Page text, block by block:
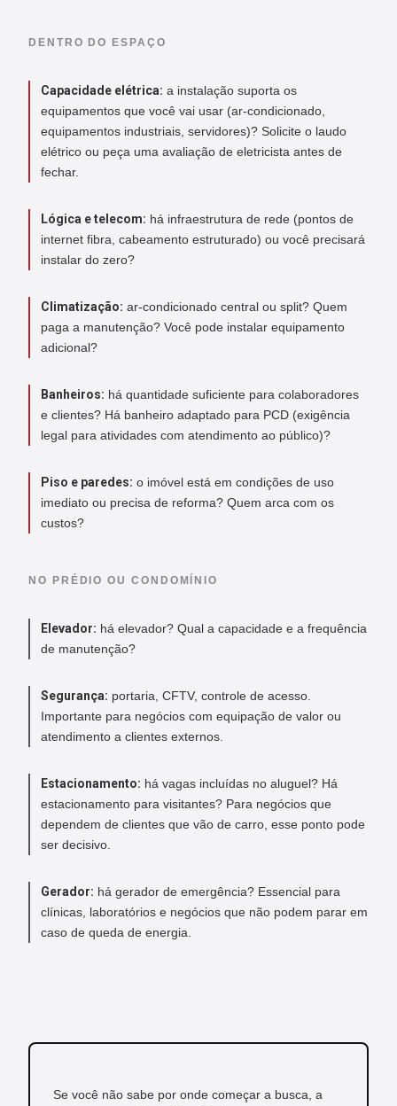
DENTRO DO ESPAÇO
Capacidade elétrica: a instalação suporta os
equipamentos que você vai usar (ar-condicionado,
equipamentos industriais, servidores)? Solicite o laudo
elétrico ou peça uma avaliação de eletricista antes de
fechar.
Lógica e telecom: há infraestrutura de rede (pontos de
internet fibra, cabeamento estruturado) ou você precisará
instalar do zero?
Climatização: ar-condicionado central ou split? Quem
paga a manutenção? Você pode instalar equipamento
adicional?
Banheiros: há quantidade suficiente para colaboradores
e clientes? Há banheiro adaptado para PCD (exigência
legal para atividades com atendimento ao público)?
Piso e paredes: o imóvel está em condições de uso
imediato ou precisa de reforma? Quem arca com os
custos?
NO PRÉDIO OU CONDOMÍNIO
Elevador: há elevador? Qual a capacidade e a frequência
de manutenção?
Segurança: portaria, CFTV, controle de acesso.
Importante para negócios com equipação de valor ou
atendimento a clientes externos.
Estacionamento: há vagas incluídas no aluguel? Há
estacionamento para visitantes? Para negócios que
dependem de clientes que vão de carro, esse ponto pode
ser decisivo.
Gerador: há gerador de emergência? Essencial para
clínicas, laboratórios e negócios que não podem parar em
caso de queda de energia.
Se você não sabe por onde começar a busca, a